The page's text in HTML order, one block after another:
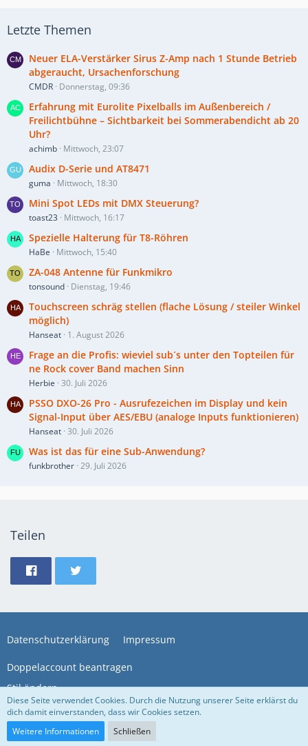
Letzte Themen
Neuer ELA-Verstärker Sirus Z-Amp nach 1 Stunde Betrieb
abgeraucht, Ursachenforschung
CMDR Donnerstag, 09:36
Erfahrung mit Eurolite Pixelballs im Außenbereich /
Freilichtbühne – Sichtbarkeit bei Sommerabendicht ab 20
Uhr?
achimb Mittwoch, 23:07
Audix D-Serie und AT8471
guma Mittwoch, 18:30
Mini Spot LEDs mit DMX Steuerung?
toast23 Mittwoch, 16:17
Spezielle Halterung für T8-Röhren
HaBe Mittwoch, 15:40
ZA-048 Antenne für Funkmikro
tonsound Dienstag, 19:46
Touchscreen schräg stellen (flache Lösung / steiler Winkel
möglich)
Hanseat 1. August 2026
Frage an die Profis: wieviel sub´s unter den Topteilen für
ne Rock cover Band machen Sinn
Herbie 30. Juli 2026
PSSO DXO-26 Pro - Ausrufezeichen im Display und kein
Signal-Input über AES/EBU (analoge Inputs funktionieren)
Hanseat 30. Juli 2026
Was ist das für eine Sub-Anwendung?
funkbrother 29. Juli 2026
Teilen
Stil ändern
Datenschutzerklärung Impressum
Doppelaccount beantragen
Community-Software:
Diese Seite verwendet Cookies. Durch die Nutzung unserer Seite erklärst du
dich damit einverstanden, dass wir Cookies setzen.
Weitere Informationen
Schließen